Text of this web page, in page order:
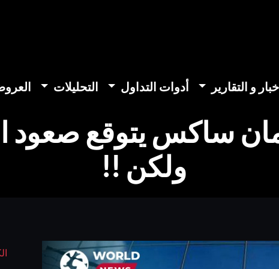
و التقارير أدوات التداول التحليلات
ساكس يتوقع صعود
ولكن !!